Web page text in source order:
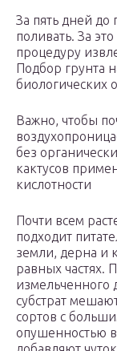
За пять дней до
поливать. За
процедуру
Подбор грунта
биологических
Важно, чтобы
без
кактусов
кислотности
Почти всем
подходит
земли, дерна и
равных частях.
измельченного
субстрат
сортов с
опушенностью в